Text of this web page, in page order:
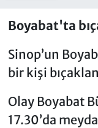
Boyabat'ta
Sinop’un
bir kişi
Olay Boyabat
17.30’da